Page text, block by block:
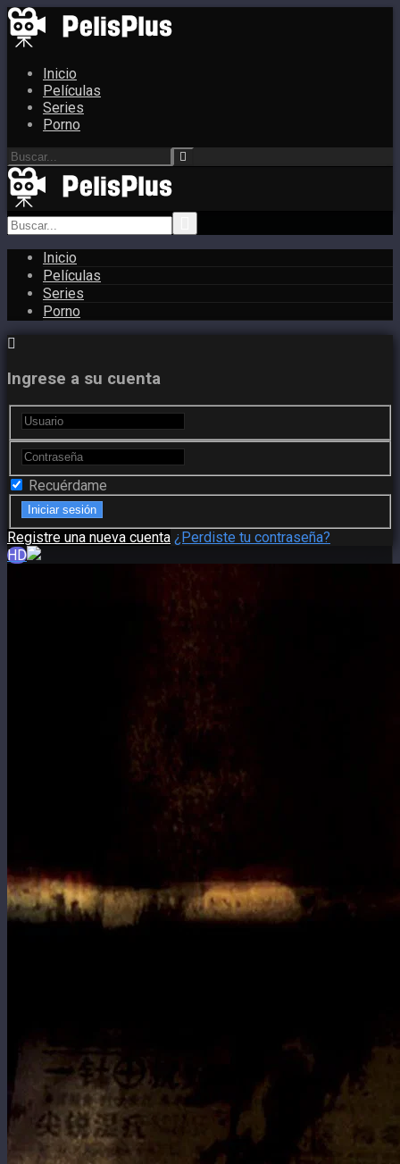
Inicio
Películas
Series
Porno
Inicio
Películas
Series
Porno
Ingrese a su cuenta
Recuérdame
Registre una nueva cuenta ¿Perdiste tu contraseña?
HD